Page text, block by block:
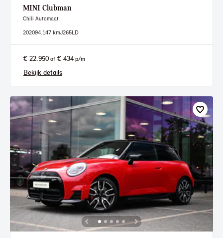
MINI Clubman
Chili Automaat
202094.147 kmJ265LD
€ 22.950 of € 434p/m
Bekijk details